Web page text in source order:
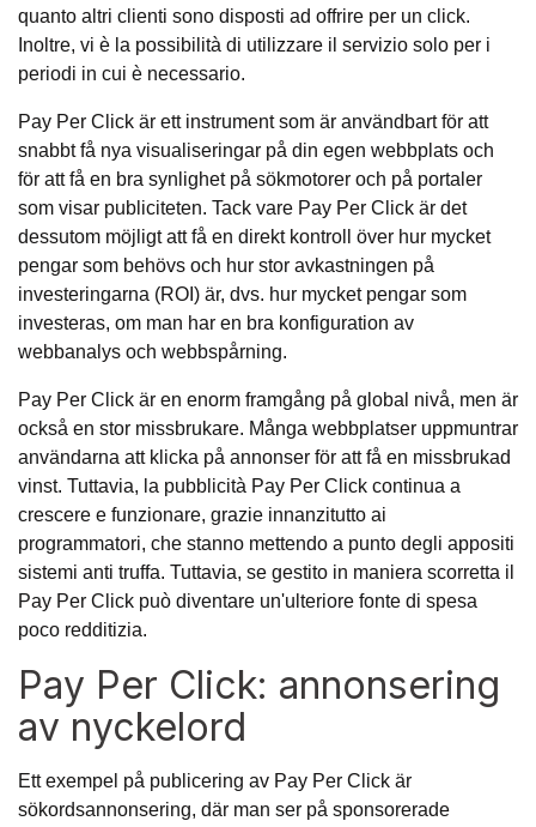
quanto altri clienti sono disposti ad offrire per un click.
Inoltre, vi è la possibilità di utilizzare il servizio solo per i
periodi in cui è necessario.
Pay Per Click är ett instrument som är användbart för att
snabbt få nya visualiseringar på din egen webbplats och
för att få en bra synlighet på sökmotorer och på portaler
som visar publiciteten. Tack vare Pay Per Click är det
dessutom möjligt att få en direkt kontroll över hur mycket
pengar som behövs och hur stor avkastningen på
investeringarna (ROI) är, dvs. hur mycket pengar som
investeras, om man har en bra konfiguration av
webbanalys och webbspårning.
Pay Per Click är en enorm framgång på global nivå, men är
också en stor missbrukare. Många webbplatser uppmuntrar
användarna att klicka på annonser för att få en missbrukad
vinst. Tuttavia, la pubblicità Pay Per Click continua a
crescere e funzionare, grazie innanzitutto ai
programmatori, che stanno mettendo a punto degli appositi
sistemi anti truffa. Tuttavia, se gestito in maniera scorretta il
Pay Per Click può diventare un'ulteriore fonte di spesa
poco redditizia.
Pay Per Click: annonsering
av nyckelord
Ett exempel på publicering av Pay Per Click är
sökordsannonsering, där man ser på sponsorerade